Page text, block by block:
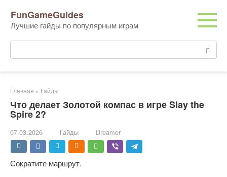
контенту
FunGameGuides
Лучшие гайды по популярным играм
Поиск:
Главная » Гайды
Что делает Золотой компас в игре Slay the
Spire 2?
07.03.2026 Гайды Dreamer
Сократите маршрут.